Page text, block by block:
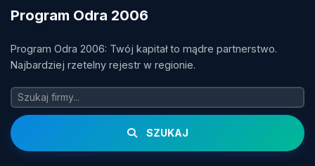
Program Odra 2006
Program Odra 2006: Twój kapitał to mądre partnerstwo.
Najbardziej rzetelny rejestr w regionie.
SZUKAJ